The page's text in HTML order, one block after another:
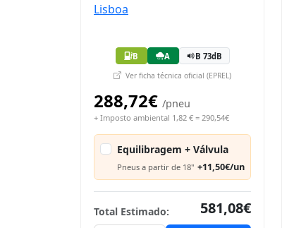
B A B 73dB
Ver ficha técnica oficial (EPREL)
288,72€ /pneu
+ Imposto ambiental 1,82 € = 290,54€
Equilibragem + Válvula
Pneus a partir de 18" +11,50€/un
Total Estimado:
581,08€